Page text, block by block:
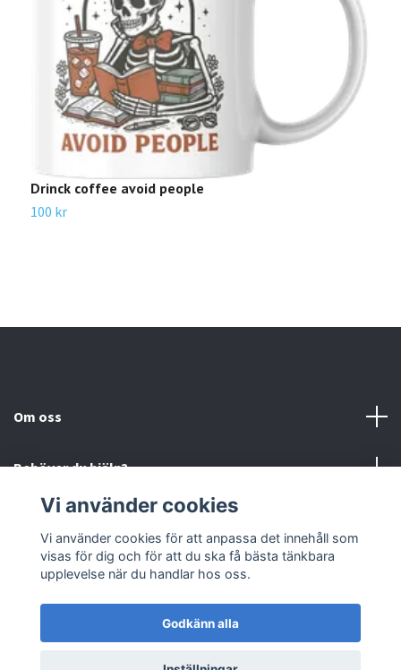
Drinck coffee avoid people
100 kr
Om oss
Behöver du hjälp?
Läs mer
Sociala medier
© 2026 BjörnfiasPowered by Quickbutik
Vi använder cookies
Vi använder cookies för att anpassa det innehåll som
visas för dig och för att du ska få bästa tänkbara
upplevelse när du handlar hos oss.
Godkänn alla